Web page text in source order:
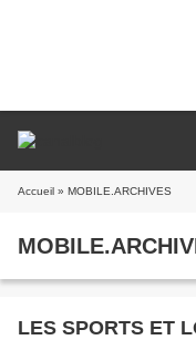
Accueil » MOBILE.ARCHIVES
LES SPORTS ET